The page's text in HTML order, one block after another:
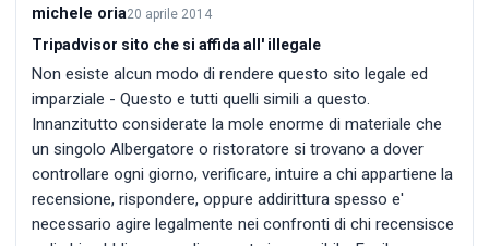
michele oria20 aprile 2014
Tripadvisor sito che si affida all' illegale
Non esiste alcun modo di rendere questo sito legale ed
imparziale - Questo e tutti quelli simili a questo.
Innanzitutto considerate la mole enorme di materiale che
un singolo Albergatore o ristoratore si trovano a dover
controllare ogni giorno, verificare, intuire a chi appartiene la
recensione, rispondere, oppure addirittura spesso e'
necessario agire legalmente nei confronti di chi recensisce